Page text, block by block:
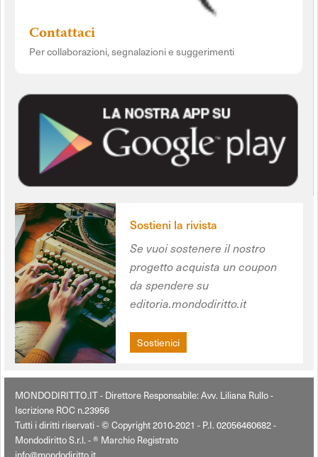
Contattaci
Per collaborazioni, segnalazioni e suggerimenti
Sostieni la rivista
Se vuoi sostenere il nostro
progetto acquista un coupon
da spendere su
editoria.mondodiritto.it
Sostienici
MONDODIRITTO.IT - Direttore Responsabile: Avv. Liliana Rullo -
Iscrizione ROC n.23956
Tutti i diritti riservati - © Copyright 2010-2021 - P.I. 02056460682 -
Mondodiritto S.r.l. - ® Marchio Registrato